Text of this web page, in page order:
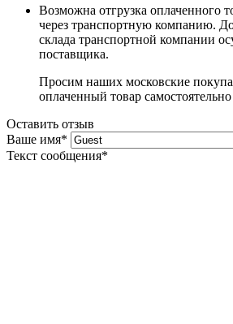
Возможна отгрузка оплаченного
через транспортную компанию.
склада транспортной компании
поставщика.
Просим наших московские
оплаченный товар
Оставить отзыв
Ваше имя*
Текст сообщения*